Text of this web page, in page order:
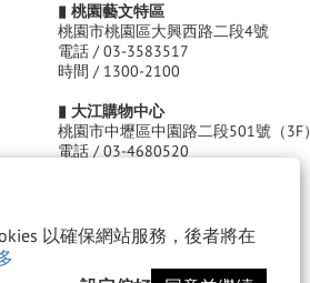
以確保網站服務，後者將在
▮ 桃園藝文特區
桃園市桃園區大興西路二段4號
電話 / 03-3583517
時間 / 1300-2100
▮ 大江購物中心
桃園市中壢區中園路二段501號（3F）
電話 / 03-4680520
領潮文化有限公司
統編：50962213